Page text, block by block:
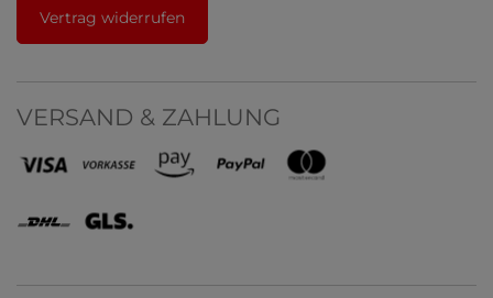
Vertrag widerrufen
VERSAND & ZAHLUNG